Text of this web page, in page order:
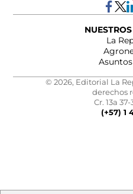
La
© 2026, Editorial La
derechos
Cr. 13a
(+57) 1